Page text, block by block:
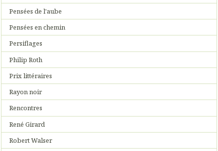
Pensées de l'aube
Pensées en chemin
Persiflages
Philip Roth
Prix littéraires
Rayon noir
Rencontres
René Girard
Robert Walser